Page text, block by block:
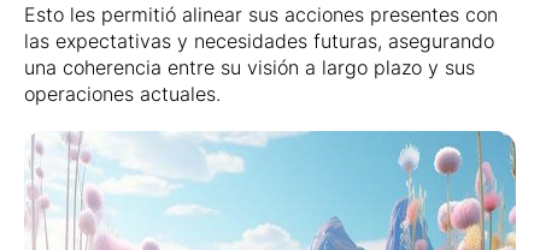
Esto les permitió alinear sus acciones presentes con
las expectativas y necesidades futuras, asegurando
una coherencia entre su visión a largo plazo y sus
operaciones actuales.